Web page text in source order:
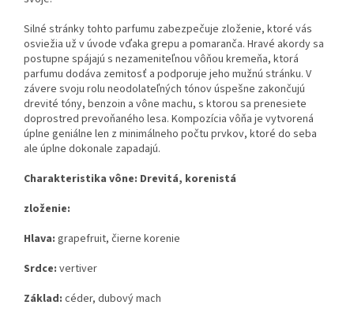
Silné stránky tohto parfumu zabezpečuje zloženie, ktoré vás
osviežia už v úvode vďaka grepu a pomaranča. Hravé akordy sa
postupne spájajú s nezameniteľnou vôňou kremeňa, ktorá
parfumu dodáva zemitosť a podporuje jeho mužnú stránku. V
závere svoju rolu neodolateľných tónov úspešne zakončujú
drevité tóny, benzoin a vône machu, s ktorou sa prenesiete
doprostred prevoňaného lesa. Kompozícia vôňa je vytvorená
úplne geniálne len z minimálneho počtu prvkov, ktoré do seba
ale úplne dokonale zapadajú.
Charakteristika vône: Drevitá, korenistá
zloženie:
Hlava: grapefruit, čierne korenie
Srdce: vertiver
Základ: céder, dubový mach